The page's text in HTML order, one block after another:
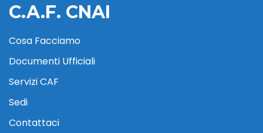
C.A.F. CNAI
Cosa Facciamo
Documenti Ufficiali
Servizi CAF
Sedi
Contattaci